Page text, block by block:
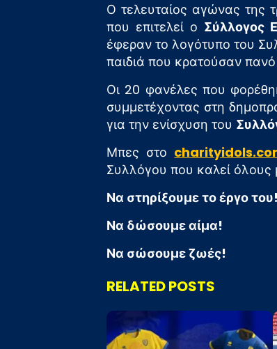
Ο τελευταίος αγώνας της
που επιτελεί ο Σύλλογος
έφεραν το λογότυπο του
παιδιά που κρατούσαν
Οι 20 φανέλες που
συμμετέχοντας στη
για την ενίσχυση του
Μπες στο
Συλλόγου που καλεί όλους
Να στηρίξουμε το έργο του!
Να δώσουμε αίμα!
Να σώσουμε ζωές!
RELATED POSTS